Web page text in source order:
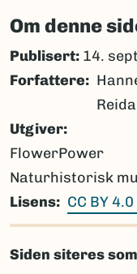
Om denne
Publisert: 14.
Forfattere
Utgiver
FlowerPower
Naturhistorisk
Lisens
CC BY
Siden siteres som